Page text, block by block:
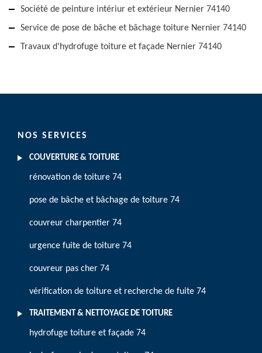
Société de peinture intériur et extérieur Nernier 74140
Service de pose de bâche et bâchage toiture Nernier 74140
Travaux d'hydrofuge toiture et façade Nernier 74140
NOS SERVICES
COUVERTURE & TOITURE
rénovation de toiture 74
pose de bâche et bâchage de toiture 74
couvreur charpentier 74
urgence fuite de toiture 74
couvreur pas cher 74
vérification de toiture et recherche de fuite 74
TRAITEMENT & NETTOYAGE DE TOITURE
hydrofuge toiture et façade 74